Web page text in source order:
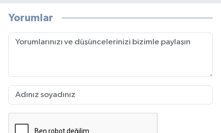
Yorumlar